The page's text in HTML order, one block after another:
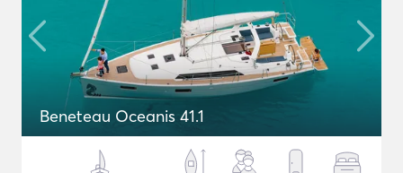
Beneteau Oceanis 41.1